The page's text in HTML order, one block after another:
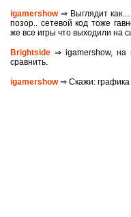
igamershow⇒ Выглядит
позор.. сетевой код тоже
же все игры что выходили на
Brightside ⇒ igamershow, на
сравнить.
igamershow⇒ Скажи: графика